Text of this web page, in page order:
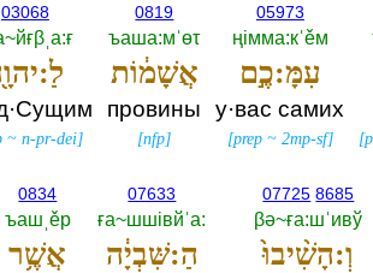
[
05973
ңiмма:кˈěм
עִמָּ:כֶ֣ם
у·вас самих
[prep~ 2mp-sf]
0819
ъаша:мˈөτ
אֲשָׁמ֔וֹת
провины
[nfp]
03068
~ n-pr-dei]
07725 8685
βә~ға:шˈивў
וְ:הָשִׁ֨יבוּ֙
07633
ға~шшiвйˈа:‎
הַ:שִּׁבְיָ֔ה
0834
ъашˌěр
אֲשֶׁ֥ר